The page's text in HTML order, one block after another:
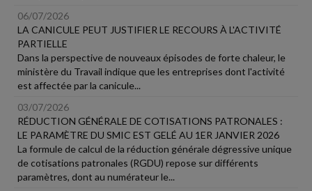
06/07/2026
LA CANICULE PEUT JUSTIFIER LE RECOURS À L'ACTIVITÉ
PARTIELLE
Dans la perspective de nouveaux épisodes de forte chaleur, le
ministère du Travail indique que les entreprises dont l'activité
est affectée par la canicule...
03/07/2026
RÉDUCTION GÉNÉRALE DE COTISATIONS PATRONALES :
LE PARAMÈTRE DU SMIC EST GELÉ AU 1ER JANVIER 2026
La formule de calcul de la réduction générale dégressive unique
de cotisations patronales (RGDU) repose sur différents
paramètres, dont au numérateur le...